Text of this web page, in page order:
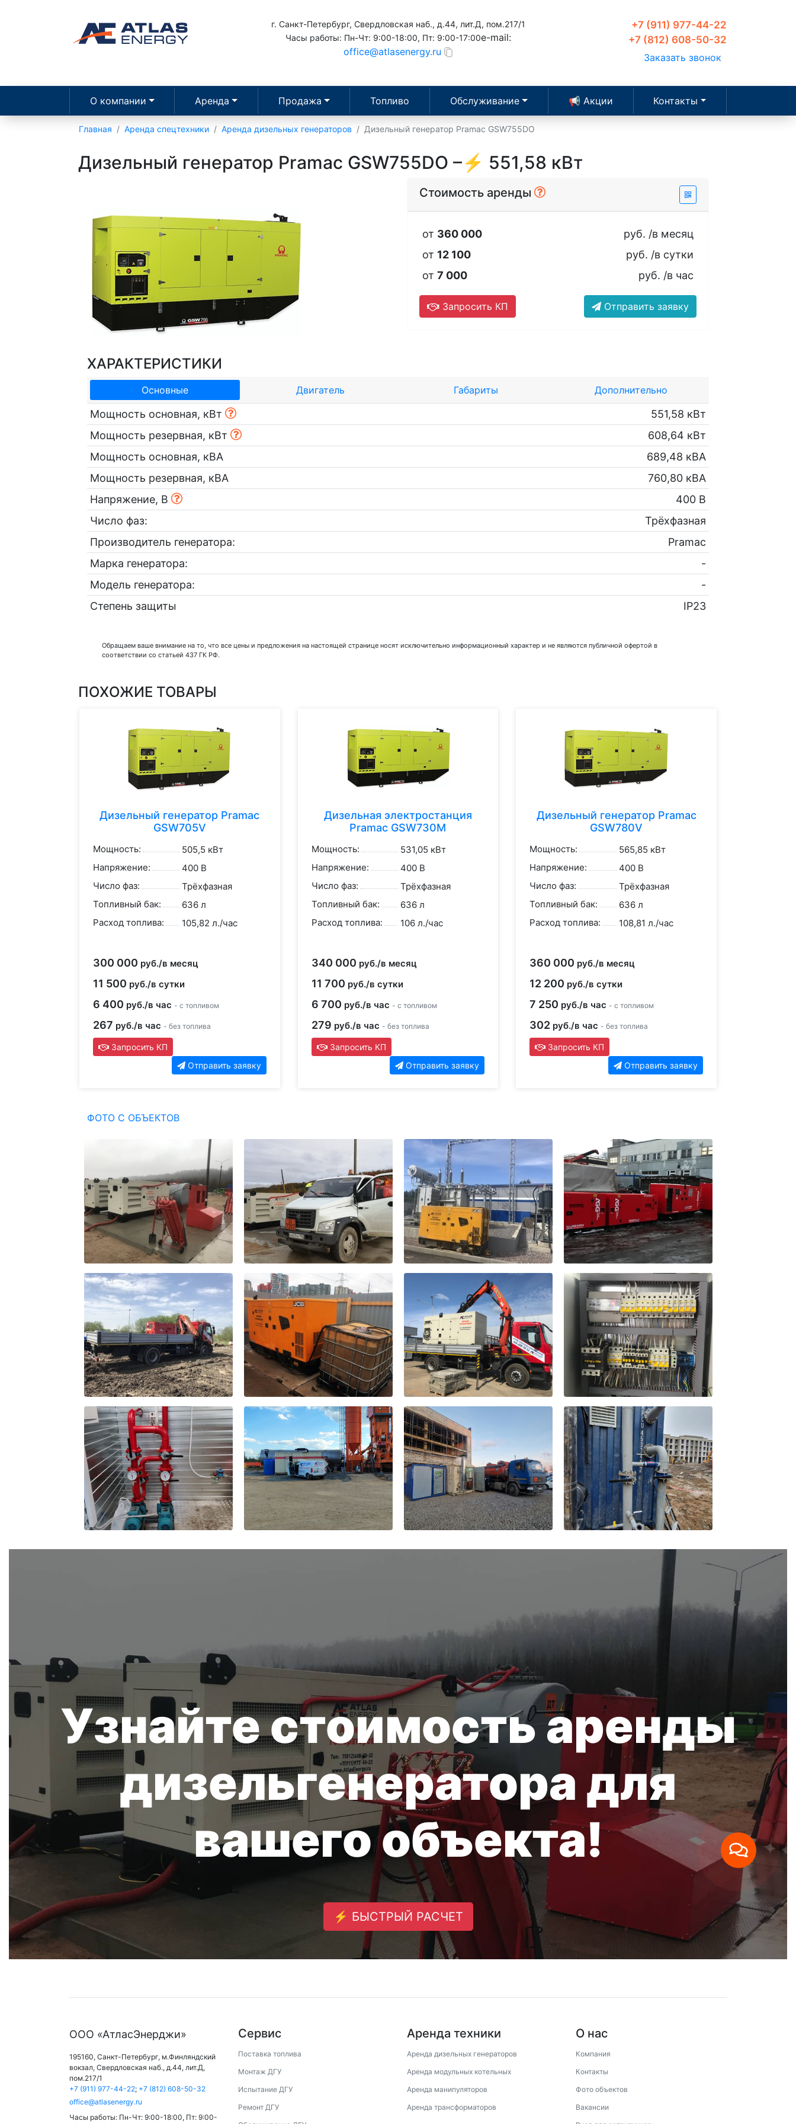
г. Санкт-Петербург, Свердловская наб., д.44, лит.Д, пом.217/1
Часы работы: Пн-Чт: 9:00-18:00, Пт: 9:00-17:00e-mail:
office@atlasenergy.ru
+7 (911) 977-44-22
+7 (812) 608-50-32
Заказать звонок
О компании Аренда Продажа Топливо Обслуживание 📢 Акции Контакты
Главная Аренда спецтехники Аренда дизельных генераторов Дизельный генератор Pramac GSW755DO
Дизельный генератор Pramac GSW755DO –⚡ 551,58 кВт
Стоимость аренды
от 360 000
руб. /в месяц
от 12 100
руб. /в сутки
от 7 000 руб. /в час
Отправить заявку
Запросить КП
ХАРАКТЕРИСТИКИ
Основные Двигатель Габариты Дополнительно
Мощность основная, кВт
551,58 кВт
Мощность резервная, кВт
608,64 кВт
Мощность основная, кВА
689,48 кВА
Мощность резервная, кВА
760,80 кВА
Напряжение, В
400 В
Число фаз:
Трёхфазная
Производитель генератора:
Pramac
Марка генератора:
-
Модель генератора:
-
Степень защиты
IP23
Обращаем ваше внимание на то, что все цены и предложения на настоящей странице носят исключительно информационный характер и не являются публичной офертой в
соответствии со статьей 437 ГК РФ.
ПОХОЖИЕ ТОВАРЫ
Дизельный генератор Pramac
GSW705V
Мощность:
505,5 кВт
Напряжение:
400 В
Число фаз:
Трёхфазная
Топливный бак:
636 л
Расход топлива:
105,82 л./час
300 000 руб./в месяц
11 500 руб./в сутки
6 400 руб./в час - с топливом
267 руб./в час - без топлива
Запросить КП
Отправить заявку
Дизельная электростанция
Pramac GSW730M
Мощность:
531,05 кВт
Напряжение:
400 В
Число фаз:
Трёхфазная
Топливный бак:
636 л
Расход топлива:
106 л./час
340 000 руб./в месяц
11 700 руб./в сутки
6 700 руб./в час - с топливом
279 руб./в час - без топлива
Запросить КП
Отправить заявку
Дизельный генератор Pramac
GSW780V
Мощность:
565,85 кВт
Напряжение:
400 В
Число фаз:
Трёхфазная
Топливный бак:
636 л
Расход топлива:
108,81 л./час
360 000 руб./в месяц
12 200 руб./в сутки
7 250 руб./в час - с топливом
302 руб./в час - без топлива
Запросить КП
Отправить заявку
ФОТО С ОБЪЕКТОВ
Узнайте стоимость аренды
дизельгенератора для
вашего объекта!
⚡ БЫСТРЫЙ РАСЧЕТ
ООО «АтласЭнерджи»
195160, Санкт-Петербург, м.Финляндский
вокзал, Свердловская наб., д.44, лит.Д,
пом.217/1
+7 (911) 977-44-22; +7 (812) 608-50-32
office@atlasenergy.ru
Часы работы: Пн-Чт: 9:00-18:00, Пт: 9:00-
Сервис
Поставка топлива
Монтаж ДГУ
Испытание ДГУ
Ремонт ДГУ
Аренда техники
Аренда дизельных генераторов
Аренда модульных котельных
Аренда манипуляторов
Аренда трансформаторов
О нас
Компания
Контакты
Фото объектов
Вакансии